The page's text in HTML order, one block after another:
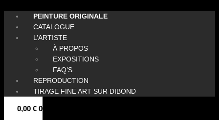
PEINTURE ORIGINALE
CATALOGUE
L’ARTISTE
À PROPOS
EXPOSITIONS
FAQ’S
REPRODUCTION
TIRAGE FINE ART SUR DIBOND
0,00 € 0